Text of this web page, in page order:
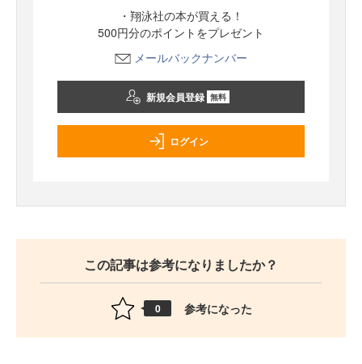
・翔泳社の本が買える！
500円分のポイントをプレゼント
メールバックナンバー
新規会員登録 無料
ログイン
この記事は参考になりましたか？
0 参考になった